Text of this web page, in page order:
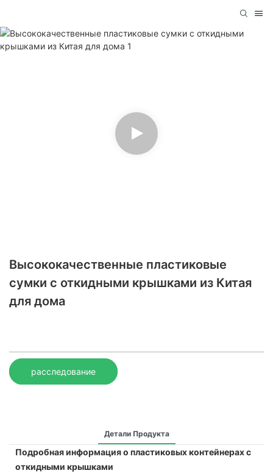
Высококачественные пластиковые
сумки с откидными крышками из Китая
для дома
расследование
Детали Продукта
Подробная информация о пластиковых контейнерах с
откидными крышками